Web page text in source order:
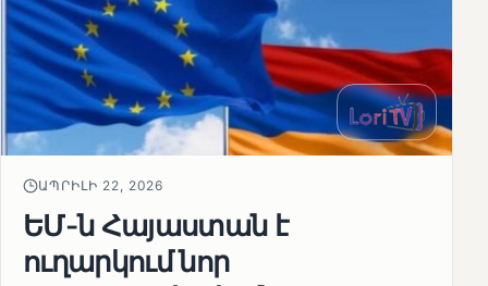
ԱՊՐԻԼԻ 22, 2026
ԵՄ-ն Հայաստան է
ուղարկում նոր